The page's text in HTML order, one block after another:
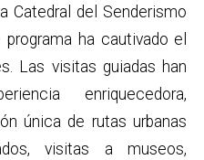
Catedral del Senderismo
ha cautivado el
Las visitas guiadas han
enriquecedora,
única de rutas urbanas
visitas a museos,